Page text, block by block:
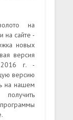
на
на сайте -
новых
версия
2016 г. -
версию
на нашем